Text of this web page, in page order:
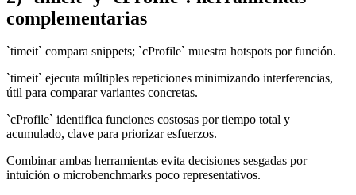
complementarias
`timeit` compara snippets; `cProfile` muestra hotspots por función.
`timeit` ejecuta múltiples repeticiones minimizando interferencias,
útil para comparar variantes concretas.
`cProfile` identifica funciones costosas por tiempo total y
acumulado, clave para priorizar esfuerzos.
Combinar ambas herramientas evita decisiones sesgadas por
intuición o microbenchmarks poco representativos.